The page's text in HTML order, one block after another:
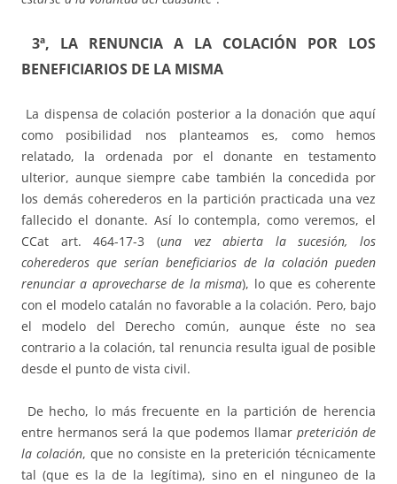
3ª, LA RENUNCIA A LA COLACIÓN POR LOS
BENEFICIARIOS DE LA MISMA
La dispensa de colación posterior a la donación que aquí
como posibilidad nos planteamos es, como hemos
relatado, la ordenada por el donante en testamento
ulterior, aunque siempre cabe también la concedida por
los demás coherederos en la partición practicada una vez
fallecido el donante. Así lo contempla, como veremos, el
CCat art. 464-17-3 (una vez abierta la sucesión, los
coherederos que serían beneficiarios de la colación pueden
renunciar a aprovecharse de la misma), lo que es coherente
con el modelo catalán no favorable a la colación. Pero, bajo
el modelo del Derecho común, aunque éste no sea
contrario a la colación, tal renuncia resulta igual de posible
desde el punto de vista civil.
De hecho, lo más frecuente en la partición de herencia
entre hermanos será la que podemos llamar preterición de
la colación, que no consiste en la preterición técnicamente
tal (que es la de la legítima), sino en el ninguneo de la